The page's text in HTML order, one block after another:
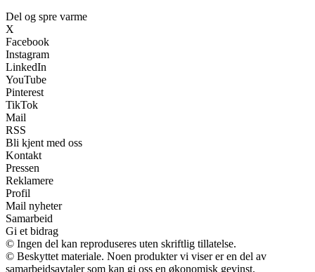
Del og spre varme
X
Facebook
Instagram
LinkedIn
YouTube
Pinterest
TikTok
Mail
RSS
Bli kjent med oss
Kontakt
Pressen
Reklamere
Profil
Mail nyheter
Samarbeid
Gi et bidrag
© Ingen del kan reproduseres uten skriftlig tillatelse.
© Beskyttet materiale. Noen produkter vi viser er en del av
samarbeidsavtaler som kan gi oss en økonomisk gevinst.